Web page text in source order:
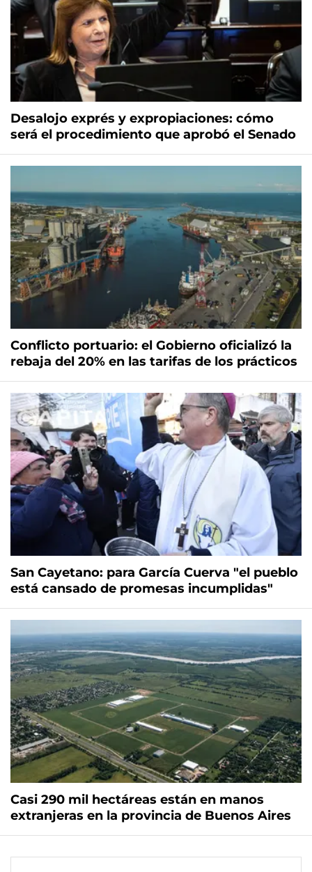
Desalojo exprés y expropiaciones: cómo
será el procedimiento que aprobó el Senado
Conflicto portuario: el Gobierno oficializó la
rebaja del 20% en las tarifas de los prácticos
San Cayetano: para García Cuerva "el pueblo
está cansado de promesas incumplidas"
Casi 290 mil hectáreas están en manos
extranjeras en la provincia de Buenos Aires